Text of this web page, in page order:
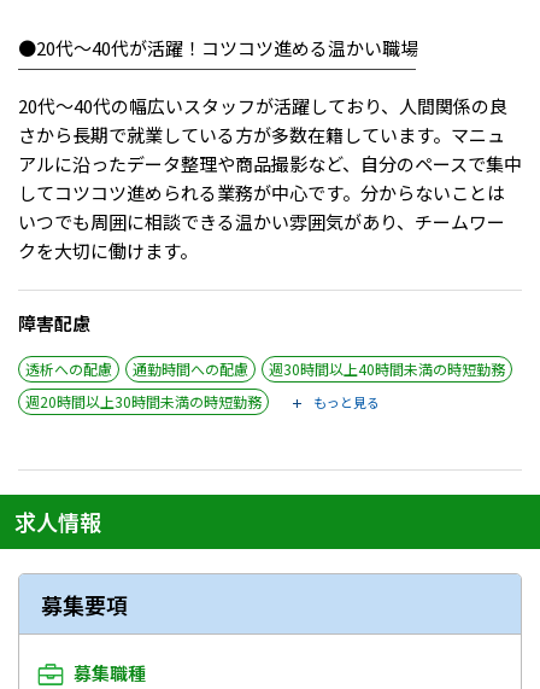
●20代〜40代が活躍！コツコツ進める温かい職場
￣￣￣￣￣￣￣￣￣￣￣￣￣￣￣￣￣￣￣￣￣￣
20代〜40代の幅広いスタッフが活躍しており、人間関係の良
さから長期で就業している方が多数在籍しています。マニュ
アルに沿ったデータ整理や商品撮影など、自分のペースで集中
してコツコツ進められる業務が中心です。分からないことは
いつでも周囲に相談できる温かい雰囲気があり、チームワー
クを大切に働けます。
障害配慮
透析への配慮 通勤時間への配慮
週30時間以上40時間未満の時短勤務
週20時間以上30時間未満の時短勤務
もっと見る
求人情報
募集要項
募集職種